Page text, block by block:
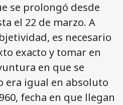
se prolongó desde
el 22 de marzo. A
es necesario
exacto y tomar en
en que se
era igual en absoluto
fecha en que llegan